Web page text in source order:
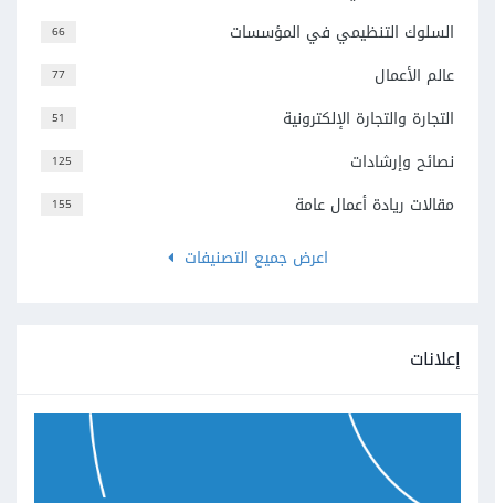
66 السلوك التنظيمي في المؤسسات
77 عالم الأعمال
51 التجارة والتجارة الإلكترونية
125 نصائح وإرشادات
155
مقالات ريادة أعمال عامة
اعرض جميع التصنيفات
إعلانات